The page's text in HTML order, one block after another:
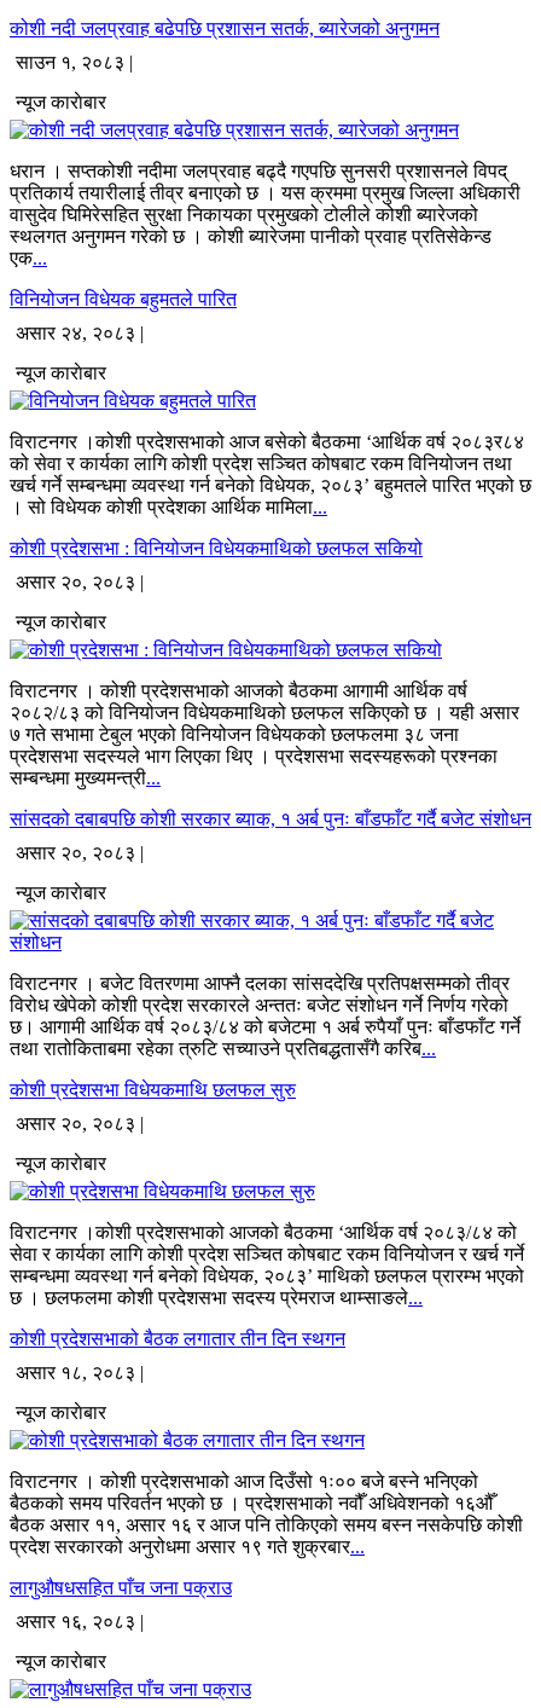
कोशी नदी जलप्रवाह बढेपछि प्रशासन सतर्क, ब्यारेजको अनुगमन
साउन १, २०८३ |
न्यूज काराेबार
धरान । सप्तकोशी नदीमा जलप्रवाह बढ्दै गएपछि सुनसरी प्रशासनले विपद्
प्रतिकार्य तयारीलाई तीव्र बनाएको छ । यस क्रममा प्रमुख जिल्ला अधिकारी
वासुदेव घिमिरेसहित सुरक्षा निकायका प्रमुखको टोलीले कोशी ब्यारेजको
स्थलगत अनुगमन गरेको छ । कोशी ब्यारेजमा पानीको प्रवाह प्रतिसेकेन्ड
एक...
विनियोजन विधेयक बहुमतले पारित
असार २४, २०८३ |
न्यूज काराेबार
विराटनगर ।कोशी प्रदेशसभाको आज बसेको बैठकमा ‘आर्थिक वर्ष २०८३र८४
को सेवा र कार्यका लागि कोशी प्रदेश सञ्चित कोषबाट रकम विनियोजन तथा
खर्च गर्ने सम्बन्धमा व्यवस्था गर्न बनेको विधेयक, २०८३’ बहुमतले पारित भएको छ
। सो विधेयक कोशी प्रदेशका आर्थिक मामिला...
कोशी प्रदेशसभा : विनियोजन विधेयकमाथिको छलफल सकियो
असार २०, २०८३ |
न्यूज काराेबार
विराटनगर । कोशी प्रदेशसभाको आजको बैठकमा आगामी आर्थिक वर्ष
२०८२/८३ को विनियोजन विधेयकमाथिको छलफल सकिएको छ । यही असार
७ गते सभामा टेबुल भएको विनियोजन विधेयकको छलफलमा ३८ जना
प्रदेशसभा सदस्यले भाग लिएका थिए । प्रदेशसभा सदस्यहरूको प्रश्नका
सम्बन्धमा मुख्यमन्त्री...
सांसदको दबाबपछि कोशी सरकार ब्याक, १ अर्ब पुनः बाँडफाँट गर्दै बजेट संशोधन
असार २०, २०८३ |
न्यूज काराेबार
विराटनगर । बजेट वितरणमा आफ्नै दलका सांसददेखि प्रतिपक्षसम्मको तीव्र
विरोध खेपेको कोशी प्रदेश सरकारले अन्ततः बजेट संशोधन गर्ने निर्णय गरेको
छ। आगामी आर्थिक वर्ष २०८३/८४ को बजेटमा १ अर्ब रुपैयाँ पुनः बाँडफाँट गर्ने
तथा रातोकिताबमा रहेका त्रुटि सच्याउने प्रतिबद्धतासँगै करिब...
कोशी प्रदेशसभा विधेयकमाथि छलफल सुरु
असार २०, २०८३ |
न्यूज काराेबार
विराटनगर ।कोशी प्रदेशसभाको आजको बैठकमा ‘आर्थिक वर्ष २०८३/८४ को
सेवा र कार्यका लागि कोशी प्रदेश सञ्चित कोषबाट रकम विनियोजन र खर्च गर्ने
सम्बन्धमा व्यवस्था गर्न बनेको विधेयक, २०८३’ माथिको छलफल प्रारम्भ भएको
छ । छलफलमा कोशी प्रदेशसभा सदस्य प्रेमराज थाम्साङले...
कोशी प्रदेशसभाको बैठक लगातार तीन दिन स्थगन
असार १८, २०८३ |
न्यूज काराेबार
विराटनगर । कोशी प्रदेशसभाको आज दिउँसो १ः०० बजे बस्ने भनिएको
बैठकको समय परिवर्तन भएको छ । प्रदेशसभाको नवौँ अधिवेशनको १६औँ
बैठक असार ११, असार १६ र आज पनि तोकिएको समय बस्न नसकेपछि कोशी
प्रदेश सरकारको अनुरोधमा असार १९ गते शुक्रबार...
लागुऔषधसहित पाँच जना पक्राउ
असार १६, २०८३ |
न्यूज काराेबार